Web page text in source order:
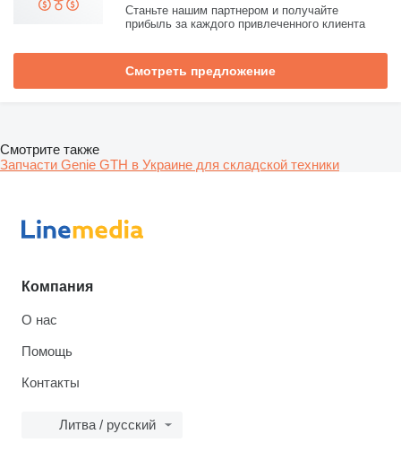
Станьте нашим партнером и получайте
прибыль за каждого привлеченного клиента
Смотреть предложение
Смотрите также
Запчасти Genie GTH в Украине для складской техники
Компания
О нас
Помощь
Контакты
Литва / русский